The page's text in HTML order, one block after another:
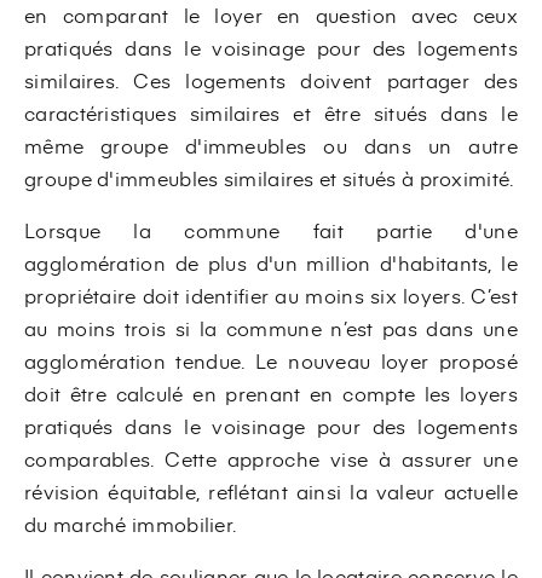
en comparant le loyer en question avec ceux
pratiqués dans le voisinage pour des logements
similaires. Ces logements doivent partager des
caractéristiques similaires et être situés dans le
même groupe d'immeubles ou dans un autre
groupe d'immeubles similaires et situés à proximité.
Lorsque la commune fait partie d'une
agglomération de plus d'un million d'habitants, le
propriétaire doit identifier au moins six loyers. C’est
au moins trois si la commune n’est pas dans une
agglomération tendue. Le nouveau loyer proposé
doit être calculé en prenant en compte les loyers
pratiqués dans le voisinage pour des logements
comparables. Cette approche vise à assurer une
révision équitable, reflétant ainsi la valeur actuelle
du marché immobilier.